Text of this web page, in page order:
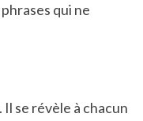
qui ne
Il se révèle à chacun